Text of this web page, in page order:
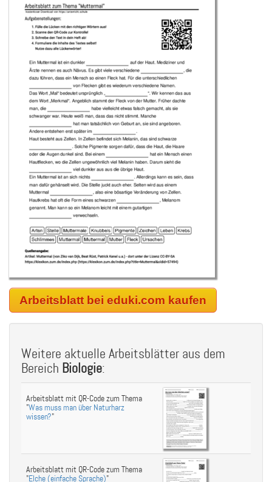
Arbeitsblatt bei eduki.com kaufen
Weitere aktuelle Arbeitsblätter aus dem
Bereich Biologie:
Arbeitsblatt mit QR-Code zum Thema
"Was muss man über Naturharz
wissen?"
Arbeitsblatt mit QR-Code zum Thema
"Elche (einfache Sprache)"